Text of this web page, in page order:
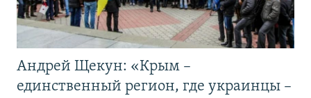
Андрей Щекун: «Крым –
единственный регион, где украинцы –